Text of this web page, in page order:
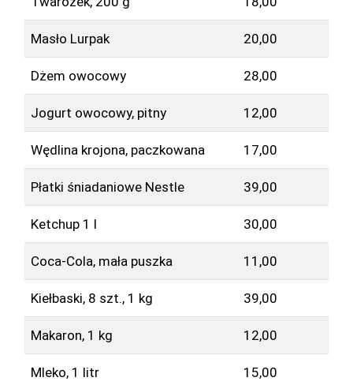
Masło Lurpak 20,00
Dżem owocowy 28,00
Jogurt owocowy, pitny 12,00
Wędlina krojona, paczkowana 17,00
Płatki śniadaniowe Nestle 39,00
Ketchup 1 l 30,00
Coca-Cola, mała puszka 11,00
Kiełbaski, 8 szt., 1 kg 39,00
Makaron, 1 kg 12,00
Mleko, 1 litr 15,00